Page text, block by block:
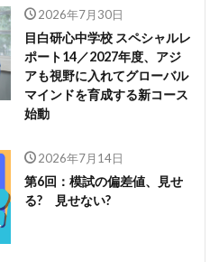
2026年7月30日
目白研心中学校 スペシャルレ
ポート14／2027年度、アジ
アも視野に入れてグローバル
マインドを育成する新コース
始動
2026年7月14日
第6回：模試の偏差値、見せ
る? 見せない?